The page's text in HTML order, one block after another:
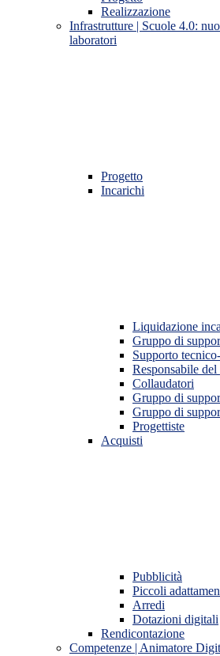
Realizzazione
Infrastrutture | Scuole 4.0:
laboratori
Progetto
Incarichi
Liquidazione
Gruppo di
Supporto
Responsabile
Collaudatori
Gruppo di
Gruppo di
Progettiste
Acquisti
Pubblicità
Piccoli
Arredi
Dotazioni digitali
Rendicontazione
Competenze | Animatore